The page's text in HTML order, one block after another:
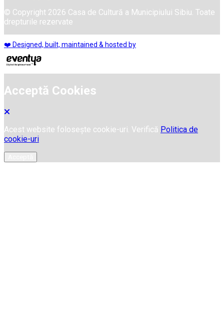
© Copyright 2026 Casa de Cultură a Municipiului Sibiu. Toate
drepturile rezervate
❤️ Designed, built, maintained & hosted by
Acceptă Cookies
Acest website folosește cookie-uri. Verifică Politica de
cookie-uri